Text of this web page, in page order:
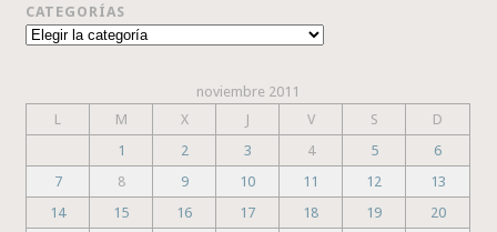
CATEGORÍAS
Categorías
noviembre 2011
L
M X J V S
D
1
2 3 4 5
6
7
8 9 10 11 12
13
14
15 16 17 18 19
20